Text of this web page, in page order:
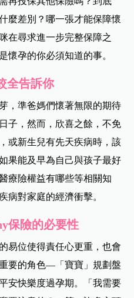
麼差別？哪一張才能保障懷
在尋求進一步完整保障之
懷孕的你必須知道的事。
全告訴你
，準爸媽們懷著無限的期待
子，然而，欣喜之餘，不免
或新生兒有先天疾病時，該
果能及早為自己與孩子最好
療險權益有哪些等相關知
病對家庭的經濟衝擊。
保險的必要性
易位使得責任心更重，也會
要的角色—「寶寶」規劃盤
安快樂度過孕期。「我需要